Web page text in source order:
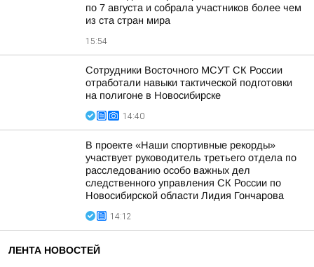
по 7 августа и собрала участников более чем
из ста стран мира
15:54
Сотрудники Восточного МСУТ СК России
отработали навыки тактической подготовки
на полигоне в Новосибирске
14:40
В проекте «Наши спортивные рекорды»
участвует руководитель третьего отдела по
расследованию особо важных дел
следственного управления СК России по
Новосибирской области Лидия Гончарова
14:12
ЛЕНТА НОВОСТЕЙ